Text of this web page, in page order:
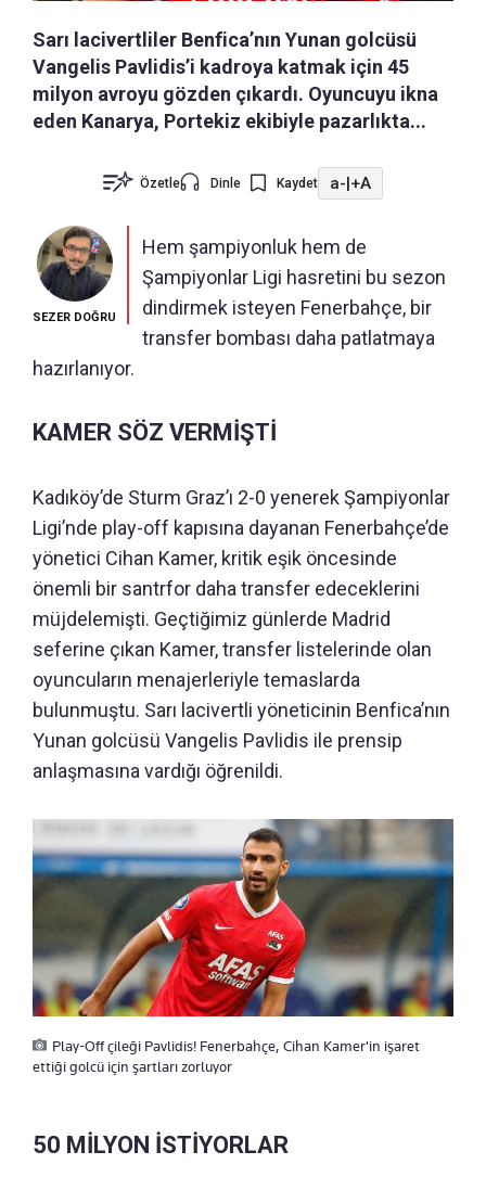
Sarı lacivertliler Benfica’nın Yunan golcüsü
Vangelis Pavlidis’i kadroya katmak için 45
milyon avroyu gözden çıkardı. Oyuncuyu ikna
eden Kanarya, Portekiz ekibiyle pazarlıkta...
Özetle Dinle Kaydet a-|+A
SEZER DOĞRU
Hem şampiyonluk hem de
Şampiyonlar Ligi hasretini bu sezon
dindirmek isteyen Fenerbahçe, bir
transfer bombası daha patlatmaya
hazırlanıyor.
KAMER SÖZ VERMİŞTİ
Kadıköy’de Sturm Graz’ı 2-0 yenerek Şampiyonlar
Ligi’nde play-off kapısına dayanan Fenerbahçe’de
yönetici Cihan Kamer, kritik eşik öncesinde
önemli bir santrfor daha transfer edeceklerini
müjdelemişti. Geçtiğimiz günlerde Madrid
seferine çıkan Kamer, transfer listelerinde olan
oyuncuların menajerleriyle temaslarda
bulunmuştu. Sarı lacivertli yöneticinin Benfica’nın
Yunan golcüsü Vangelis Pavlidis ile prensip
anlaşmasına vardığı öğrenildi.
Play-Off çileği Pavlidis! Fenerbahçe, Cihan Kamer'in işaret
ettiği golcü için şartları zorluyor
50 MİLYON İSTİYORLAR